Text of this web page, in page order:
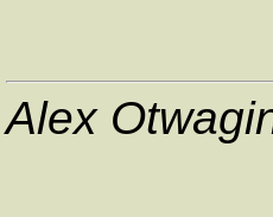
Alex